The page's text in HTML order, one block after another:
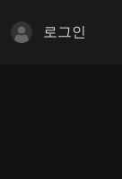
로그인